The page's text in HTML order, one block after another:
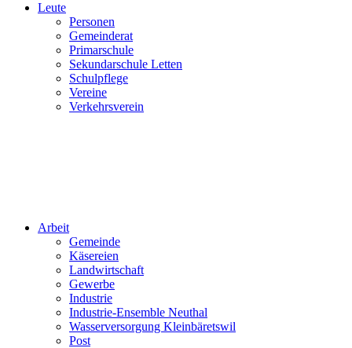
Leute
Personen
Gemeinderat
Primarschule
Sekundarschule Letten
Schulpflege
Vereine
Verkehrsverein
Arbeit
Gemeinde
Käsereien
Landwirtschaft
Gewerbe
Industrie
Industrie-Ensemble Neuthal
Wasserversorgung Kleinbäretswil
Post